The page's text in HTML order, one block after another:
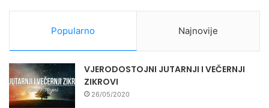
Popularno Najnovije
VJERODOSTOJNI JUTARNJI I VEČERNJI
ZIKROVI
26/05/2020